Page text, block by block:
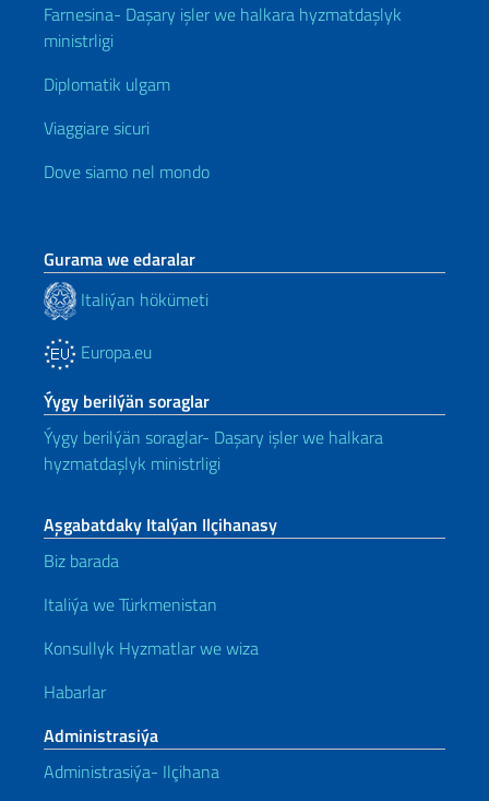
Farnesina- Daşary işler we halkara hyzmatdaşlyk
ministrligi
Diplomatik ulgam
Viaggiare sicuri
Dove siamo nel mondo
Gurama we edaralar
Italiýan hökümeti
Europa.eu
Ýygy berilýän soraglar
Ýygy berilýän soraglar- Daşary işler we halkara
hyzmatdaşlyk ministrligi
Aşgabatdaky Italýan Ilçihanasy
Biz barada
Italiýa we Türkmenistan
Konsullyk Hyzmatlar we wiza
Habarlar
Administrasiýa
Administrasiýa- Ilçihana